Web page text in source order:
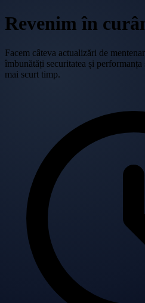
Revenim în
Facem câteva actualizări de
îmbunătăți securitatea și
mai scurt timp.